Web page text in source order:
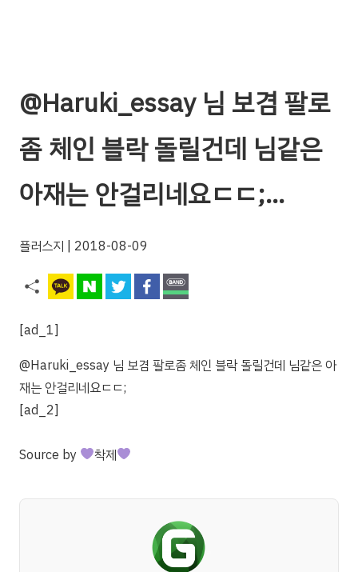
@Haruki_essay 님 보겸 팔로
좀 체인 블락 돌릴건데 님같은
아재는 안걸리네요ㄷㄷ;…
플러스지 | 2018-08-09
[ad_1]
@Haruki_essay 님 보겸 팔로좀 체인 블락 돌릴건데 님같은 아
재는 안걸리네요ㄷㄷ;
[ad_2]
Source by 착제